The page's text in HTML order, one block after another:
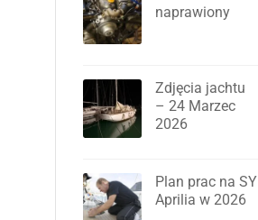
naprawiony
Zdjęcia jachtu
– 24 Marzec
2026
Plan prac na SY
Aprilia w 2026